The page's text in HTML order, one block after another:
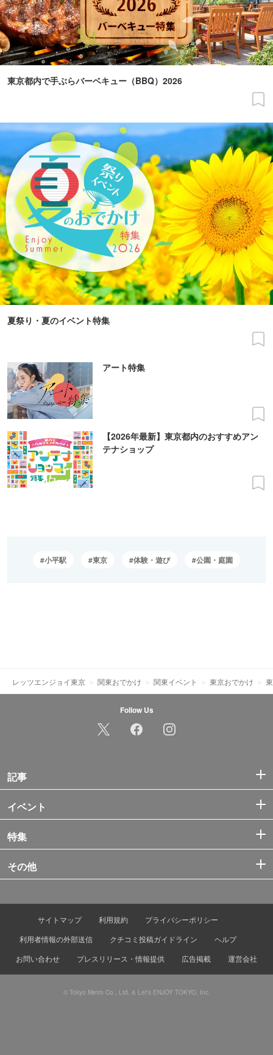
東京都内で手ぶらバーベキュー（BBQ）2026
夏祭り・夏のイベント特集
アート特集
【2026年最新】東京都内のおすすめアン
テナショップ
小平駅 東京 体験・遊び 公園・庭園
レッツエンジョイ東京 関東おでかけ 関東イベント 東京おでかけ
Follow Us
記事
イベント
特集
その他
サイトマップ 利用規約
プライバシーポリシー
利用者情報の外部送信
クチコミ投稿ガイドライン
ヘルプ
お問い合わせ
プレスリリース・情報提供 広告掲載 運営会社
© Tokyo Metro Co., Ltd. & Let’s ENJOY TOKYO, Inc.